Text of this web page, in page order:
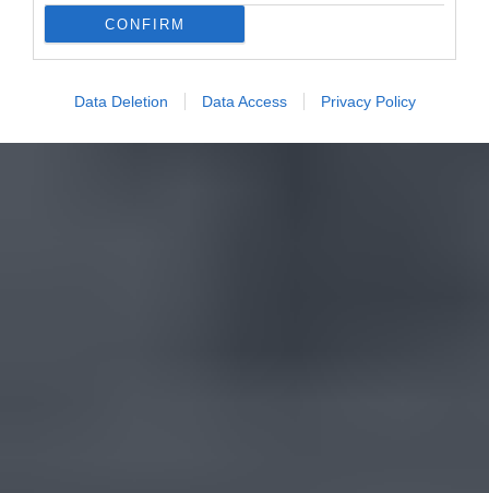
CONFIRM
Data Deletion Data Access Privacy Policy